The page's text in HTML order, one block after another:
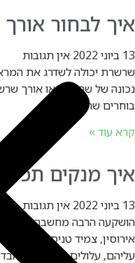
איך לבחור
13 ביוני 2022
אין תגובות
שרשרת יכולה לשדרג את
נכונה של שרשרת או אורך
בוחרים שרשרת?
קרא עוד »
איך מנקים
13 ביוני 2022
אין תגובות
הושקעה הרבה מחשבה
אירוסין, צמיד טניס, שרשרת
עליהם, עלולים להישחק ולאבד